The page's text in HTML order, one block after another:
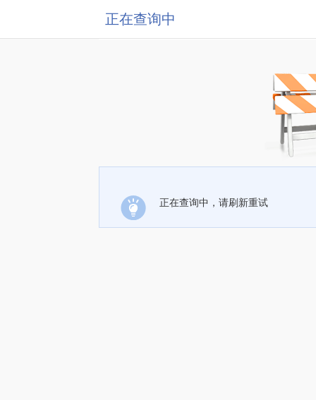
正在查询中
正在查询中，请刷新重试